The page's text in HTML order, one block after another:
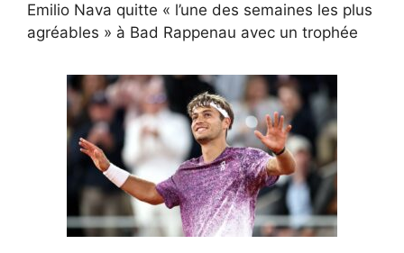
Emilio Nava quitte « l’une des semaines les plus
agréables » à Bad Rappenau avec un trophée